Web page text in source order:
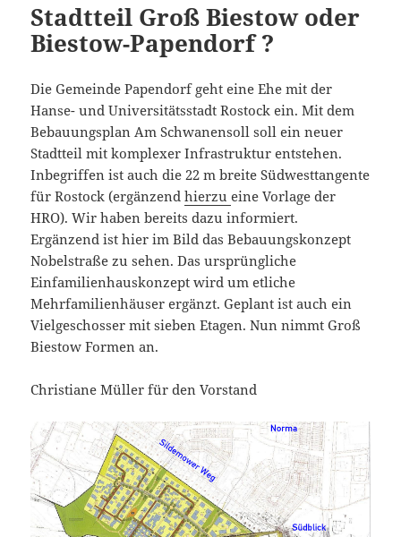
Stadtteil Groß Biestow oder
Biestow-Papendorf ?
Die Gemeinde Papendorf geht eine Ehe mit der
Hanse- und Universitätsstadt Rostock ein. Mit dem
Bebauungsplan Am Schwanensoll soll ein neuer
Stadtteil mit komplexer Infrastruktur entstehen.
Inbegriffen ist auch die 22 m breite Südwesttangente
für Rostock (ergänzendhierzueine Vorlage der
HRO). Wir haben bereits dazu informiert.
Ergänzend ist hier im Bild das Bebauungskonzept
Nobelstraße zu sehen. Das ursprüngliche
Einfamilienhauskonzept wird um etliche
Mehrfamilienhäuser ergänzt. Geplant ist auch ein
Vielgeschosser mit sieben Etagen. Nun nimmt Groß
Biestow Formen an.
Christiane Müller für den Vorstand